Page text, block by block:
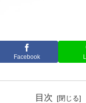
Facebook
目次